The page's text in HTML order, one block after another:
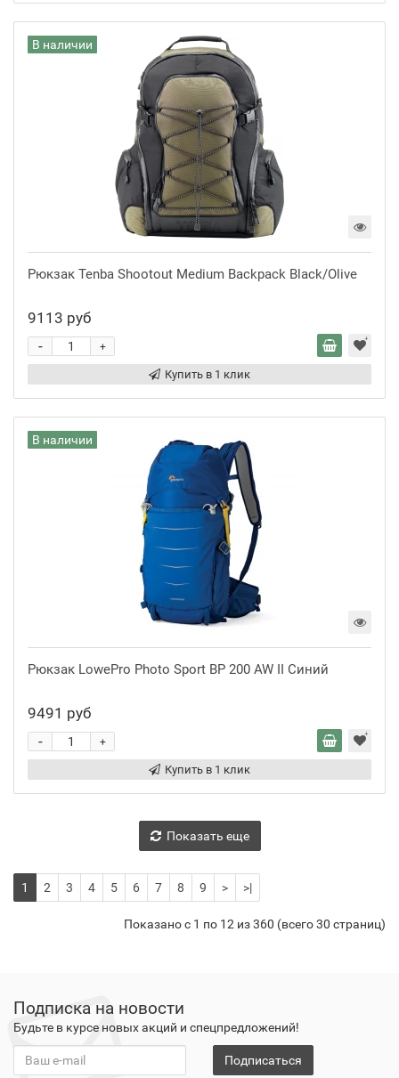
В наличии
Рюкзак Tenba Shootout Medium Backpack Black/Olive
9113 руб
+
-
Купить в 1 клик
В наличии
Рюкзак LowePro Photo Sport BP 200 AW II Синий
9491 руб
+
-
Купить в 1 клик
Показать еще
1 2 3 4 5 6 7 8 9 > >|
Показано с 1 по 12 из 360 (всего 30 страниц)
Подписка на новости
Будьте в курсе новых акций и спецпредложений!
Подписаться